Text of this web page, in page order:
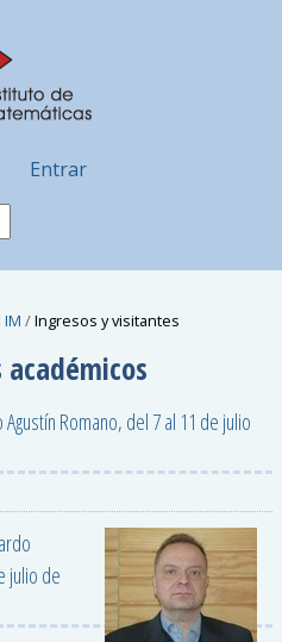
Entrar
/Ingresos y visitantes
Romano, del 7 al 11 de julio
julio de